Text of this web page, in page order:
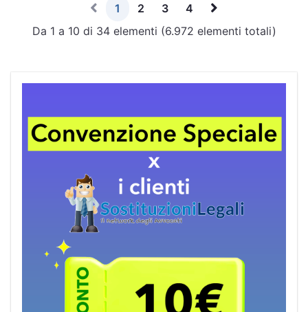
1 2 3
4
Da 1 a 10 di 34 elementi (6.972 elementi totali)